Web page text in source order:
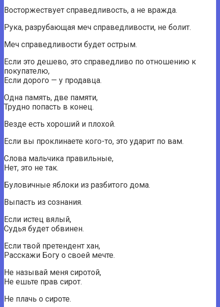
Восторжествует справедливость, а не вражда.
Рука, разрубающая меч справедливости, не болит.
Меч справедливости будет острым.
Если это дешево, это справедливо по отношению к
покупателю,
Если дорого — у продавца.
Одна память, две памяти,
Трудно попасть в конец.
Везде есть хороший и плохой.
Если вы проклинаете кого-то, это ударит по вам.
Слова мальчика правильные,
Нет, это не так.
Буловичные яблоки из разбитого дома.
Выпасть из сознания.
Если истец вялый,
Судья будет обвинен.
Если твой претендент хан,
Расскажи Богу о своей мечте.
Не называй меня сиротой,
Не ешьте прав сирот.
Не плачь о сироте.